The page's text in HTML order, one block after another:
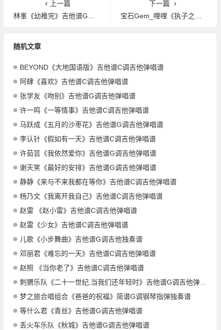
上一篇
林峯《幼稚完》吉他谱G调吉他弹唱谱
下一篇
宝石Gem_哩哩《执子之手》吉他谱G调吉他弹唱谱
随机文章
BEYOND《大地国语版》吉他谱C调吉他弹唱谱
阿肆《喜欢》吉他谱C调吉他弹唱谱
张学友《吻别》吉他谱G调吉他弹唱谱
许一鸣《一等情事》吉他谱C调吉他弹唱谱
马跃成《五月的沙枣花》吉他谱G调吉他弹唱谱
李认针《假如有一天》吉他谱C调吉他弹唱谱
许茹芸《我依然爱你》吉他谱G调吉他弹唱谱
谢天笑《最好的安排》吉他谱G调吉他弹唱谱
静静《来与不来我都在等你》吉他谱C调吉他弹唱谱
杨乃文《我离开我自己》吉他谱C调吉他弹唱谱
赵雷 《赵小雷》吉他谱C调吉他弹唱谱
赵雷《少女》吉他谱C调吉他弹唱谱
儿歌《小步舞曲》吉他谱G调吉他独奏谱
邓丽君《难忘的一天》吉他谱C调吉他弹唱谱
赵照 《当你老了》吉他谱C调吉他弹唱谱
刺猬乐队《二十一世纪,当我们还年轻时》吉他谱G调吉他弹唱谱
梦之旅合唱组合《爸爸的祝福》简谱G调钢琴指弹独奏谱
等什么君《青丝》吉他谱G调吉他弹唱谱
丢火车乐队《秋城》吉他谱G调吉他弹唱谱